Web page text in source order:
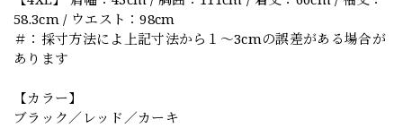
58.3cm / ウエスト：98cm
＃：採寸方法によ上記寸法から１～3cmの誤差がある場合が
あります
【カラー】
ブラック／レッド／カーキ